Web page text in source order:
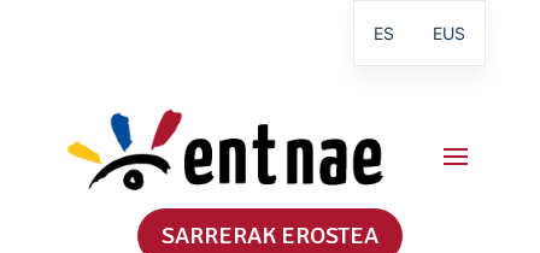
SARRERAK EROSTEA
ES EUS